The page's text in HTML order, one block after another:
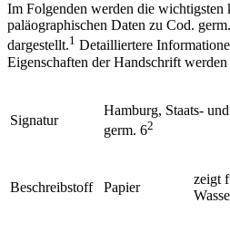
Im Folgenden werden die wichtigsten
paläographischen Daten zu Cod.
dargestellt.1 Detailliertere
Eigenschaften der Handschrift
Signatur
Hamburg, Staats-
germ. 62
Beschreibstoff Papier
zeigt